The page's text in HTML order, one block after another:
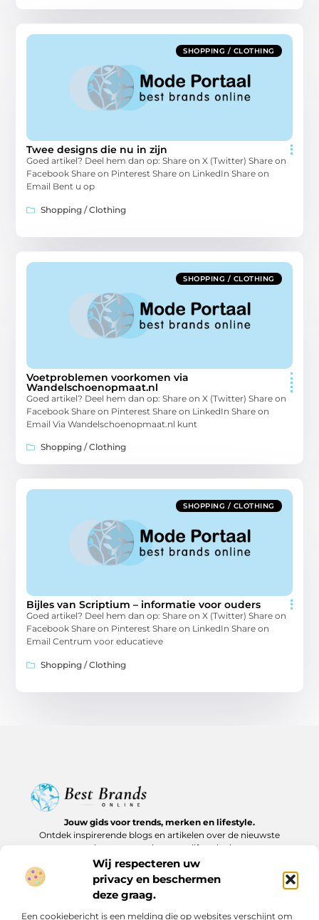
Wij respecteren uw
privacy en beschermen
deze graag.
Een cookiebericht is een melding die op websites verschijnt om
SHOPPING / CLOTHING
Twee designs die nu in zijn
Goed artikel? Deel hem dan op: Share on X (Twitter) Share on
Facebook Share on Pinterest Share on LinkedIn Share on
Email Bent u op
Shopping / Clothing
SHOPPING / CLOTHING
Voetproblemen voorkomen via
Wandelschoenopmaat.nl
Goed artikel? Deel hem dan op: Share on X (Twitter) Share on
Facebook Share on Pinterest Share on LinkedIn Share on
Email Via Wandelschoenopmaat.nl kunt
Shopping / Clothing
SHOPPING / CLOTHING
Bijles van Scriptium – informatie voor ouders
Goed artikel? Deel hem dan op: Share on X (Twitter) Share on
Facebook Share on Pinterest Share on LinkedIn Share on
Email Centrum voor educatieve
Shopping / Clothing
Jouw gids voor trends, merken en lifestyle.
Ontdek inspirerende blogs en artikelen over de nieuwste
producten, must-haves en lifestyle tips.
Bericht categorie